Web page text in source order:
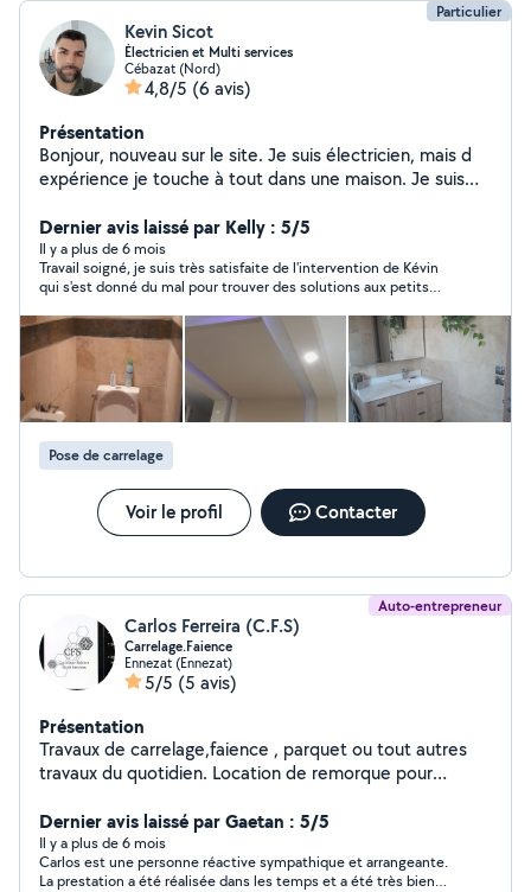
Particulier
Kevin Sicot
Électricien et Multi services
Cébazat (Nord)
4,8/5 (6 avis)
Présentation
Bonjour, nouveau sur le site. Je suis électricien, mais d
expérience je touche à tout dans une maison. Je suis
proprement. J'ai de l'expérience dans l'électricité,
carrelage, placo, pose de revêtement de sol, sanitaire,
montage de meuble. J'ai déjà réalisé quelque maison et
autre plus petits chantiers Au plaisir de vous rendre
service.
Dernier avis laissé par Kelly : 5/5
Il y a plus de 6 mois
Travail soigné, je suis très satisfaite de l'intervention de Kévin
qui s'est donné du mal pour trouver des solutions aux petits
ailleurs personne très gentille, je recommande vivement!
Pose de carrelage
Voir le profil Contacter
Auto-entrepreneur
Carlos Ferreira (C.F.S)
Carrelage.Faience
Ennezat (Ennezat)
5/5 (5 avis)
Présentation
Travaux de carrelage,faience , parquet ou tout autres
travaux du quotidien. Location de remorque pour
Dernier avis laissé par Gaetan : 5/5
Il y a plus de 6 mois
Carlos est une personne réactive sympathique et arrangeante.
La prestation a été réalisée dans les temps et a été très bien